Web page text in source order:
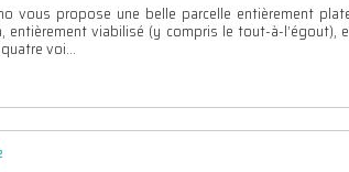
vous propose une belle parcelle entièrement
entièrement viabilisé (y compris le tout-à-
voi...